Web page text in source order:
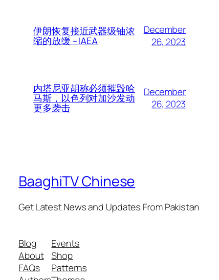
伊朗恢复接近武器级铀浓
缩的放缓 – IAEA
December
26, 2023
内塔尼亚胡称必须摧毁哈
马斯，以色列对加沙发动
更多袭击
December
26, 2023
BaaghiTV Chinese
Get Latest News and Updates From Pakistan
Blog
About
FAQs
Events
Shop
Patterns